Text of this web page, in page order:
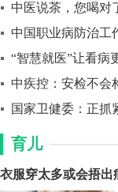
中医说茶，您喝对
中国职业病防治工
“智慧就医”让看病
中疾控：安检不会
国家卫健委：正抓
育儿
衣服穿太多或会捂出